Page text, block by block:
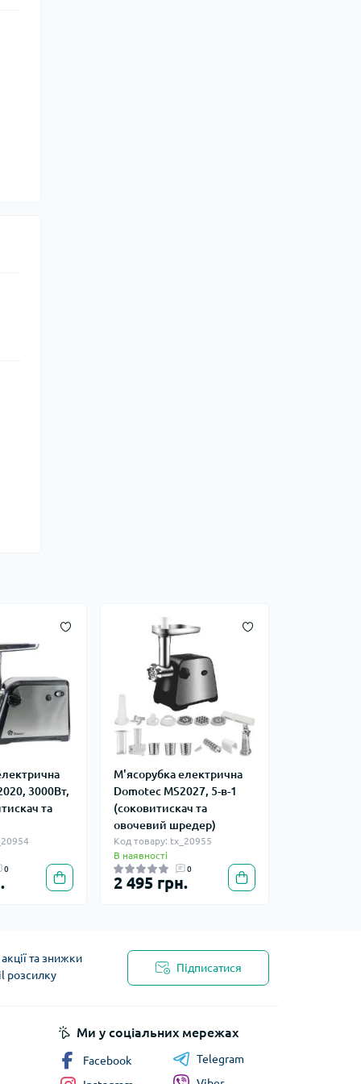
3000Вт,
та
0
М'ясорубка електрична
Domotec MS2027, 5-в-1
(соковитискач та
овочевий шредер)
Код товару: tx_20955
В наявності
0
2 495 грн.
та знижки
розсилку
Підписатися
Ми у соціальних мережах
Facebook
Telegram